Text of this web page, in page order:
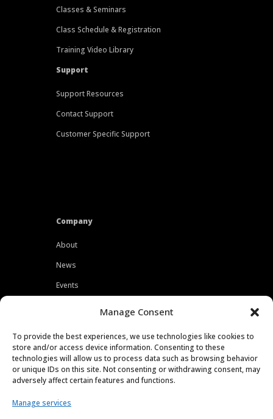
Manage Consent
To provide the best experiences, we use technologies like cookies to
store and/or access device information. Consenting to these
technologies will allow us to process data such as browsing behavior
or unique IDs on this site. Not consenting or withdrawing consent, may
adversely affect certain features and functions.
Manage services
Classes & Seminars
Class Schedule & Registration
Training Video Library
Support
Support Resources
Contact Support
Customer Specific Support
Company
About
News
Events
Careers
Press
Contact
Privacy Policy